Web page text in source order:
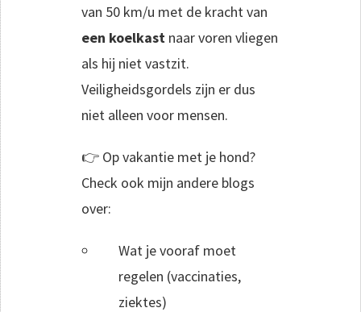
van 50 km/u met de kracht van
een koelkast naar voren vliegen
als hij niet vastzit.
Veiligheidsgordels zijn er dus
niet alleen voor mensen.
👉 Op vakantie met je hond?
Check ook mijn andere blogs
over:
Wat je vooraf moet
regelen (vaccinaties,
ziektes)